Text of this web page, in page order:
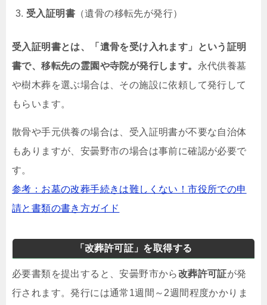
受入証明書 （遺骨の移転先が発行）
受入証明書とは、「遺骨を受け入れます」という証明
書で、移転先の霊園や寺院が発行します。 永代供養墓
や樹木葬を選ぶ場合は、その施設に依頼して発行して
もらいます。
散骨や手元供養の場合は、受入証明書が不要な自治体
もありますが、安曇野市の場合は事前に確認が必要で
す。
参考：お墓の改葬手続きは難しくない！市役所での申
請と書類の書き方ガイド
「改葬許可証」を取得する
必要書類を提出すると、安曇野市から改葬許可証が発
行されます。発行には通常1週間～2週間程度かかりま